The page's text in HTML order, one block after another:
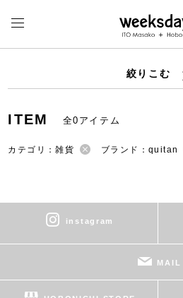
絞りこむ
ITEM 全0アイテム
カテゴリ：雑貨 ブランド：quitan
instagram
MAIL